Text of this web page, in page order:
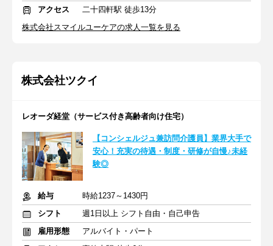
アクセス
二十四軒駅 徒歩13分
株式会社スマイルユーケアの求人一覧を見る
株式会社ツクイ
レオーダ経堂（サービス付き高齢者向け住宅）
【コンシェルジュ兼訪問介護員】業界大手で
安心！充実の待遇・制度・研修が自慢♪未経
験◎
給与
時給1237～1430円
シフト
週1日以上 シフト自由・自己申告
雇用形態
アルバイト・パート